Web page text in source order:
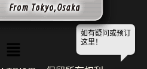
如有疑问或预订
这里！
菜
单